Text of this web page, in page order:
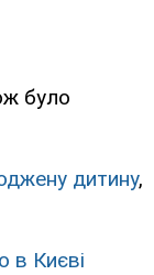
було
дитину,
в Києві